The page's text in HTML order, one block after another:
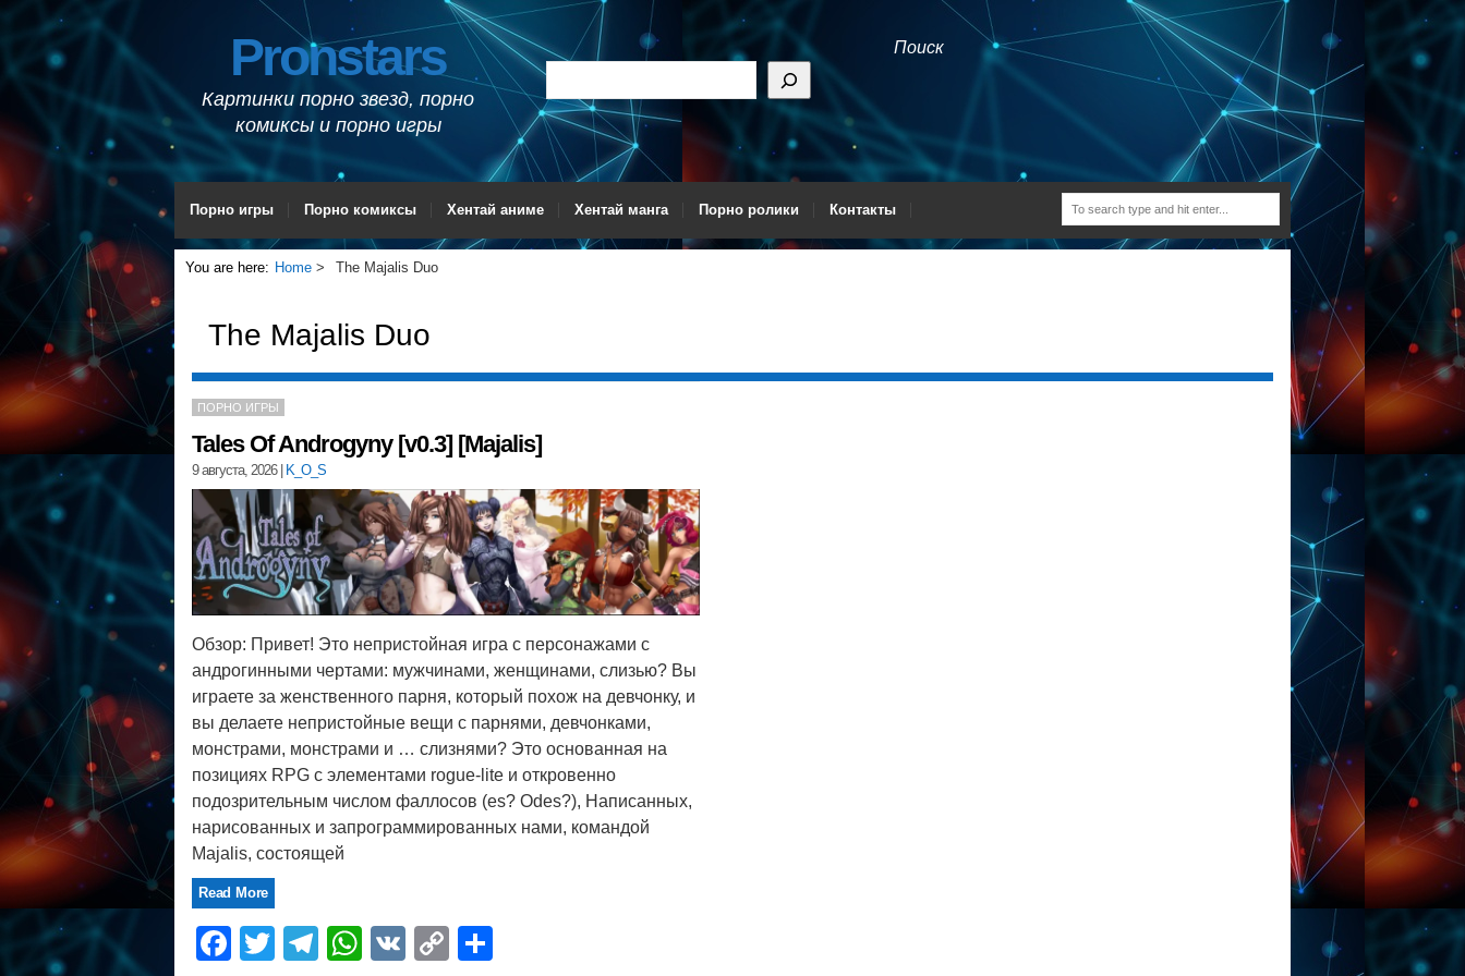
Pronstars
Картинки порно звезд, порно
комиксы и порно игры
Поиск
Порно игры Порно комиксы Хентай аниме Хентай манга Порно ролики Контакты
You are here: Home The Majalis Duo
The Majalis Duo
ПОРНО ИГРЫ
Tales Of Androgyny [v0.3] [Majalis]
9 августа, 2026| K_O_S
Обзор: Привет! Это непристойная игра с персонажами с
андрогинными чертами: мужчинами, женщинами, слизью? Вы
играете за женственного парня, который похож на девчонку, и
вы делаете непристойные вещи с парнями, девчонками,
монстрами, монстрами и … слизнями? Это основанная на
позициях RPG с элементами rogue-lite и откровенно
подозрительным числом фаллосов (es? Odes?), Написанных,
нарисованных и запрограммированных нами, командой
Majalis, состоящей
Read More
Facebook
TwitterTelegram
WhatsApp
VK Copy